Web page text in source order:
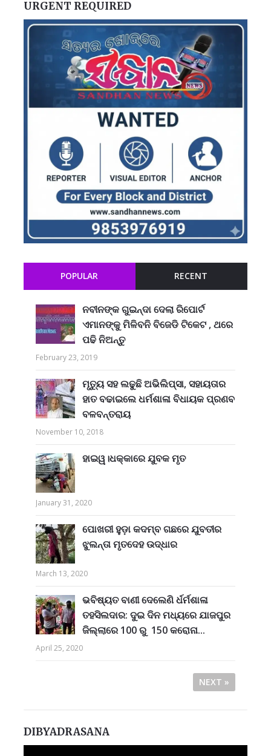
URGENT REQUIRED
POPULAR RECENT
ନବୀନଙ୍କ ଗୁଇନ୍ଦା ଦେଲା ରିପୋର୍ଟ
ଏମାନଙ୍କୁ ମିଳିବନି ବିଜେଡି ଟିକେଟ , ଥରେ
ପଢି ନିଅନ୍ତୁ
February 23, 2019
ମୃତ୍ୟୁ ସହ ଲଢୁଛି ଅଭିଲିପ୍ସା, ସହାୟତାର
ହାତ ବଢାଇଲେ ଧର୍ମଶାଳା ବିଧାୟକ ପ୍ରଣବ
ବଳବନ୍ତରାୟ
November 10, 2018
ହାଇୱ।ଧକ୍କାରେ ଯୁବକ ମୃତ
January 31, 2020
ପୋଖରୀ ହୁଡ଼ା କଦମ୍ବ ଗଛରେ ଯୁବତୀର
ଝୁଲନ୍ତା ମୃତଦେହ ଉଦ୍ଧାର
March 13, 2020
ଭବିଷ୍ୟତ ବାଣୀ ଦେଲେଣି ର୍ଧର୍ମଶାଳା
ତହସିଲଦାର: ଦୁଇ ଦିନ ମଧ୍ୟରେ ଯାଜପୁର
ଜିଲ୍ଲାରେ 100 ରୁ 150 କରୋନା...
April 25, 2020
NEXT »
DIBYADRASANA